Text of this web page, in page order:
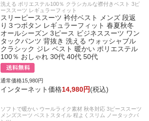
洗える ポリエステル100％ クラシカルな襟付きベスト 3ピ
ーススーツ レギュラーフィット
スリーピーススーツ 衿付ベスト メンズ 段返
り３つボタン レギュラーフィット 春夏秋冬
オールシーズン 3ピース ビジネススーツ ワン
タックパンツ 背抜き 洗える ウォッシャブル
クラシック ジレ ベスト 暖かい ポリエステル
100％ おしゃれ 30代 40代 50代
通常価格15,980円
インターネット価格14,980円(税込)
ソフトで暖かい ウールライク素材 秋冬対応 3ピーススーツ
メンズスーツ ベストスタイル 程よくスリム ノータックパ